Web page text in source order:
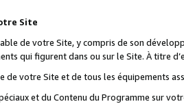
Site
de votre Site, y compris de son
qui figurent dans ou sur le Site. À titre
de votre Site et de tous les équipements
et du Contenu du Programme sur